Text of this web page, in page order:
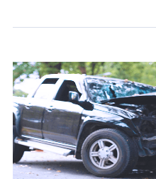
をお送りするため
分析するため
当社の対応品質向上やお問
個人情報保護管理者の
株式会社ドコモ・インシュ
〒103-0013 東京都中央区
ネット日本橋ビル 3F
株式会社ドコモ・インシュア